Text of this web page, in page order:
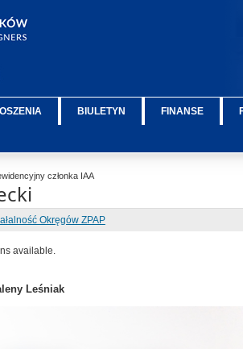
BIULETYN FINANSE
członka IAA
Okręgów ZPAP
available.
Leśniak